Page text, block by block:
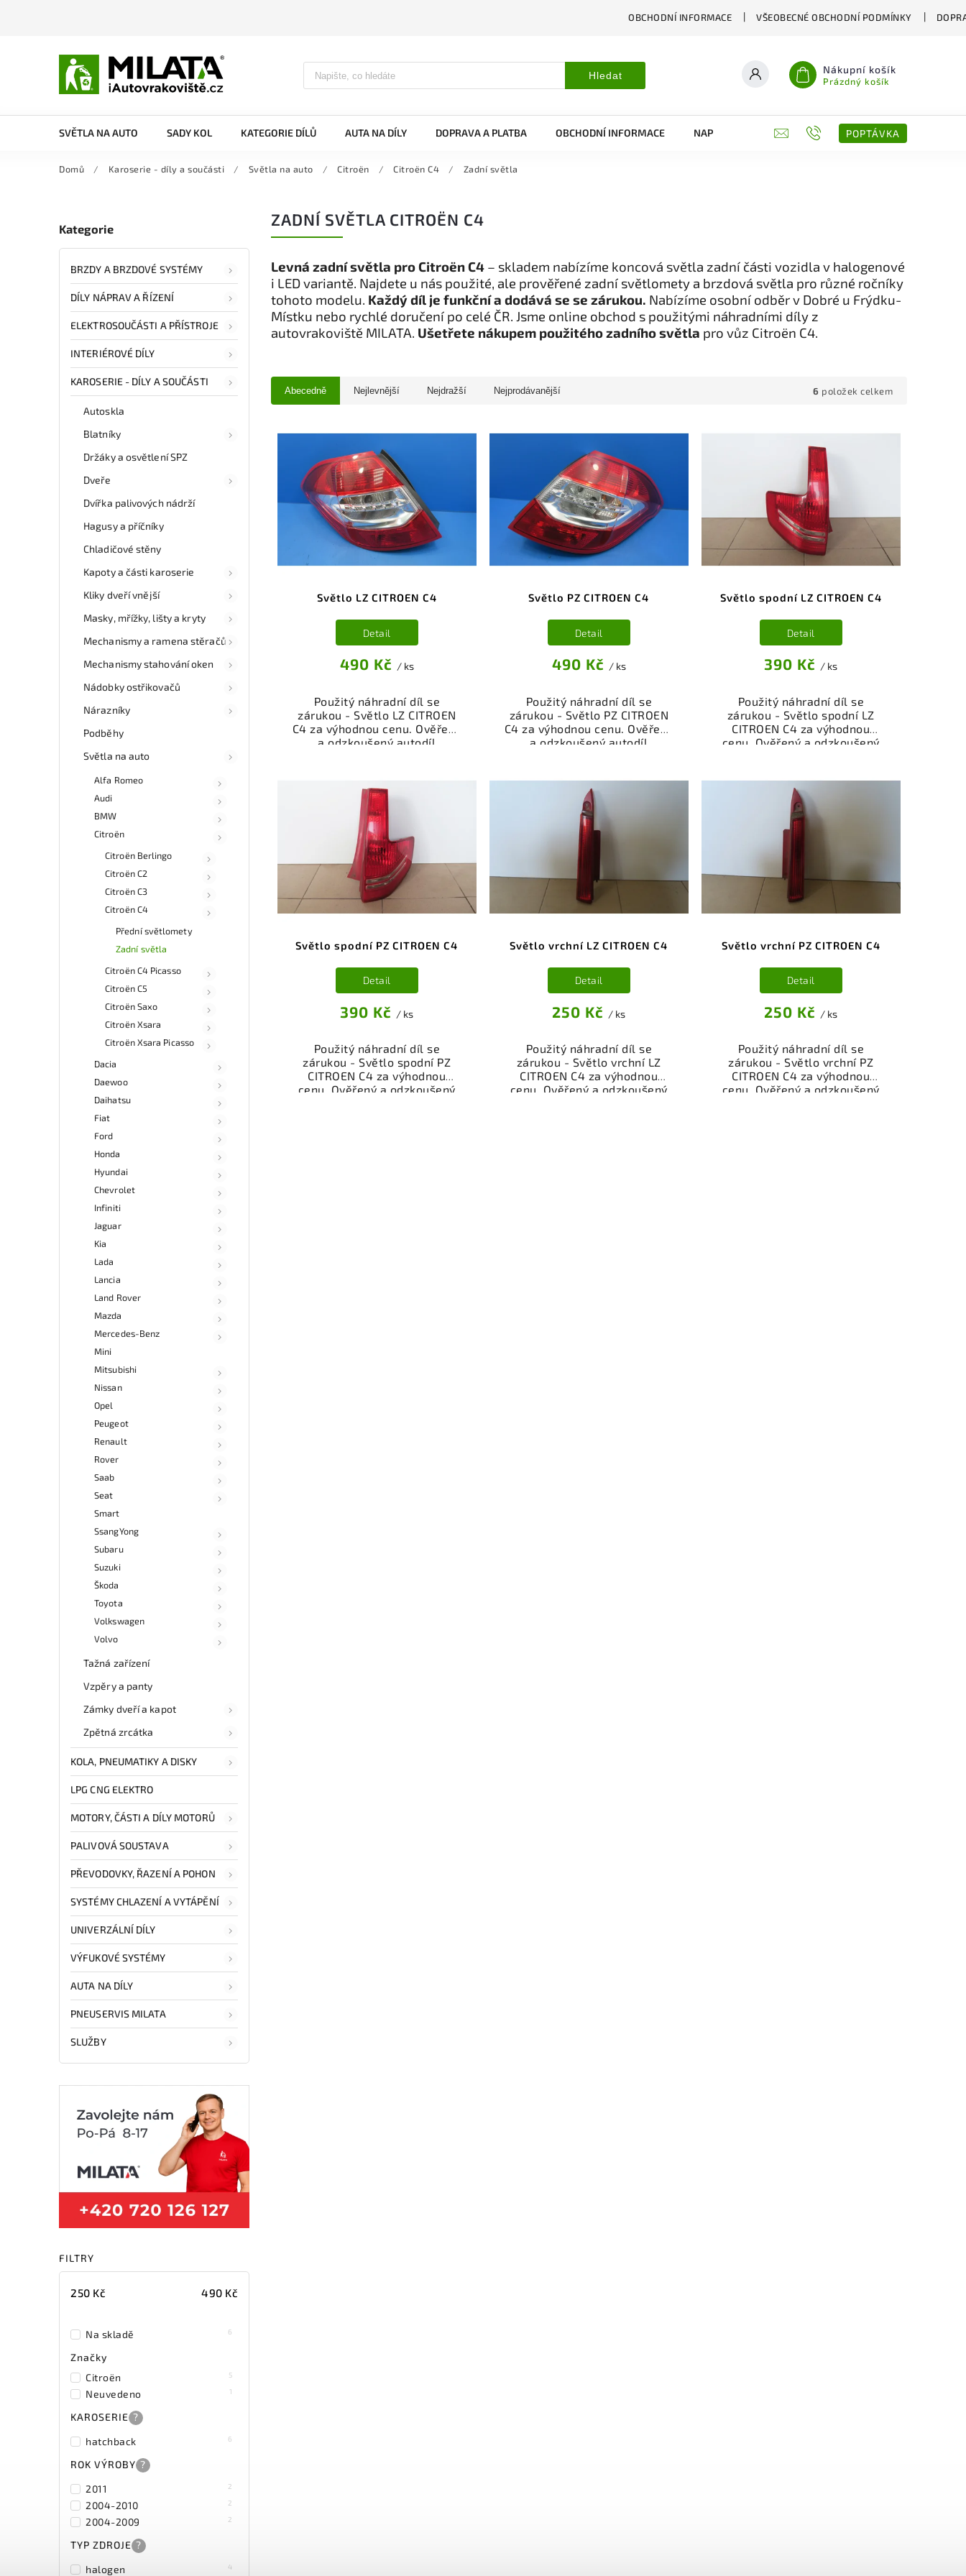
OBCHODNÍ INFORMACE VŠEOBECNÉ OBCHODNÍ PODMÍNKY
Hledat Nákupní košík
Prázdný košík
SVĚTLA NA AUTO SADY KOL KATEGORIE DÍLŮ AUTA NA DÍLY DOPRAVA A PLATBA OBCHODNÍ INFORMACE NAPIŠTE NÁM KONTAKTY POPTÁVKA
Domů / Karoserie - díly a součásti / Světla na auto / Citroën / Citroën C4 / Zadní světla
Kategorie
BRZDY A BRZDOVÉ SYSTÉMY
DÍLY NÁPRAV A ŘÍZENÍ
ELEKTROSOUČÁSTI A PŘÍSTROJE
INTERIÉROVÉ DÍLY
KAROSERIE - DÍLY A SOUČÁSTI
Autoskla
Blatníky
Držáky a osvětlení SPZ
Dveře
Dvířka palivových nádrží
Hagusy a příčníky
Chladičové stěny
Kapoty a části karoserie
Kliky dveří vnější
Masky, mřížky, lišty a kryty
Mechanismy a ramena stěračů
Mechanismy stahování oken
Nádobky ostřikovačů
Nárazníky
Podběhy
Světla na auto
Alfa Romeo
Audi
BMW
Citroën
Citroën Berlingo
Citroën C2
Citroën C3
Citroën C4
Přední světlomety
Zadní světla
Citroën C4 Picasso
Citroën C5
Citroën Saxo
Citroën Xsara
Citroën Xsara Picasso
Dacia
Daewoo
Daihatsu
Fiat
Ford
Honda
Hyundai
Chevrolet
Infiniti
Jaguar
Kia
Lada
Lancia
Land Rover
Mazda
Mercedes-Benz
Mini
Mitsubishi
Nissan
Opel
Peugeot
Renault
Rover
Saab
Seat
Smart
SsangYong
Subaru
Suzuki
Škoda
Toyota
Volkswagen
Volvo
Tažná zařízení
Vzpěry a panty
Zámky dveří a kapot
Zpětná zrcátka
KOLA, PNEUMATIKY A DISKY
LPG CNG ELEKTRO
MOTORY, ČÁSTI A DÍLY MOTORŮ
PALIVOVÁ SOUSTAVA
PŘEVODOVKY, ŘAZENÍ A POHON
SYSTÉMY CHLAZENÍ A VYTÁPĚNÍ
UNIVERZÁLNÍ DÍLY
VÝFUKOVÉ SYSTÉMY
AUTA NA DÍLY
PNEUSERVIS MILATA
SLUŽBY
FILTRY
250 Kč 490 Kč
Na skladě 6
Značky
Citroën
5
Neuvedeno 1
KAROSERIE ?
hatchback
6
ROK VÝROBY ?
2011
2
2004-2010 2
2004-2009 2
TYP ZDROJE ?
halogen
4
ZADNÍ SVĚTLA CITROËN C4
Levná zadní světla pro Citroën C4 – skladem nabízíme koncová světla zadní části vozidla v halogenové
i LED variantě. Najdete u nás použité, ale prověřené zadní světlomety a brzdová světla pro různé ročníky
tohoto modelu. Každý díl je funkční a dodává se se zárukou. Nabízíme osobní odběr v Dobré u Frýdku-
Místku nebo rychlé doručení po celé ČR. Jsme online obchod s použitými náhradními díly z
autovrakoviště MILATA. Ušetřete nákupem použitého zadního světla pro vůz Citroën C4.
Abecedně Nejlevnější Nejdražší Nejprodávanější 6 položek celkem
Světlo LZ CITROEN C4
490 Kč / ks
Detail
Použitý náhradní díl se
zárukou - Světlo LZ CITROEN
C4 za výhodnou cenu. Ověřený
a odzkoušený autodíl
připravený k montáži.
Nabízíme osobní odběr nebo
rychlé doručení přes e-shop.
Samozřejmostí je garance
vrácení peněz v případě
nespokojenosti.
Světlo PZ CITROEN C4
490 Kč / ks
Detail
Použitý náhradní díl se
zárukou - Světlo PZ CITROEN
C4 za výhodnou cenu. Ověřený
a odzkoušený autodíl
a funkční autodíl z vrakoviště,
připravený k montáži.
Nabízíme osobní odběr nebo
rychlé doručení přes e-shop.
Samozřejmostí je garance
vrácení peněz v případě
nespokojenosti.
Světlo spodní LZ CITROEN C4
390 Kč / ks
Detail
Použitý náhradní díl se
zárukou - Světlo spodní LZ
CITROEN C4 za výhodnou
cenu. Ověřený a odzkoušený
nebo rychlé doručení přes
eshop. Garance vrácení peněz
v případě nespokojenosti.
Světlo spodní PZ CITROEN C4
390 Kč / ks
Detail
Použitý náhradní díl se
zárukou - Světlo spodní PZ
CITROEN C4 za výhodnou
cenu. Ověřený a odzkoušený
Světlo vrchní LZ CITROEN C4
250 Kč / ks
Detail
Použitý náhradní díl se
zárukou - Světlo vrchní LZ
CITROEN C4 za výhodnou
cenu. Ověřený a odzkoušený
Světlo vrchní PZ CITROEN C4
250 Kč / ks
Detail
Použitý náhradní díl se
zárukou - Světlo vrchní PZ
CITROEN C4 za výhodnou
cenu. Ověřený a odzkoušený